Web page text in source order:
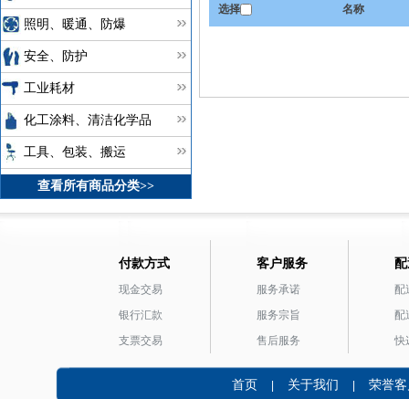
照明、暖通、防爆
安全、防护
工业耗材
化工涂料、清洁化学品
工具、包装、搬运
查看所有商品分类>>
选择 名称
付款方式
现金交易
银行汇款
支票交易
客户服务
服务承诺
服务宗旨
售后服务
配
配
快
首页 关于我们 荣誉